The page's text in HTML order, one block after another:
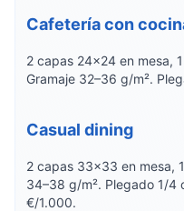
Cafetería con
2 capas 24×24 en mesa,
Gramaje 32–36 g/m².
Casual dining
2 capas 33×33 en mesa,
34–38 g/m². Plegado 1/4
€/1.000.